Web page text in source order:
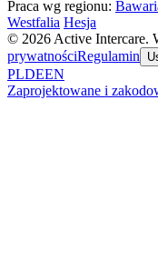
Praca wg regionu:
Westfalia Hesja
© 2026 Active Intercare.
prywatnościRegulamin
PLDEEN
Zaprojektowane i